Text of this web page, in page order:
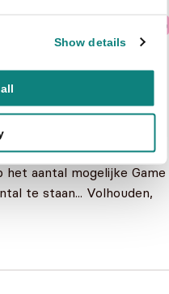
Show details
van Kid Paddle, tekent
eenpaginagags vol
Zijn doel en zijn
aantal mogelijke Game
te staan... Volhouden,